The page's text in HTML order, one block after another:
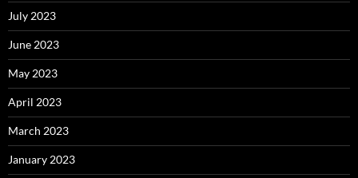
July 2023
June 2023
May 2023
April 2023
March 2023
January 2023